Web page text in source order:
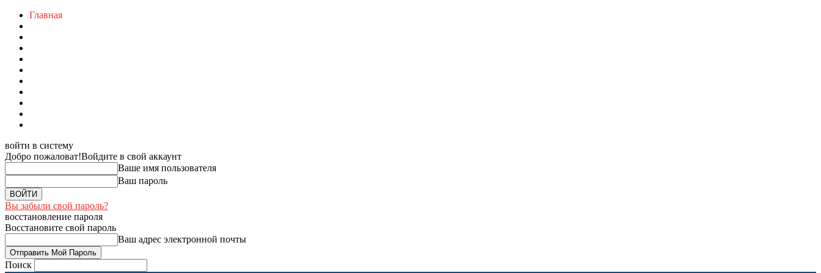
Главная
войти в систему
Добро пожаловат!Войдите в свой аккаунт
Ваше имя пользователя
Ваш пароль
Вы забыли свой пароль?
восстановление пароля
Восстановите свой пароль
Ваш адрес электронной почты
Поиск